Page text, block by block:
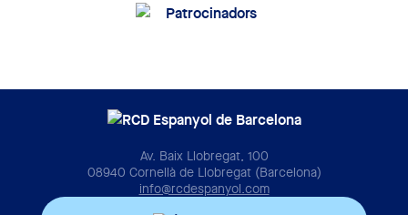
Av. Baix Llobregat, 100
08940 Cornellà de Llobregat (Barcelona)
info@rcdespanyol.com